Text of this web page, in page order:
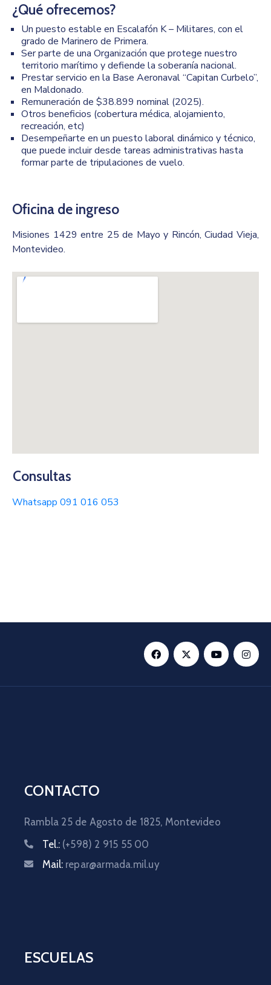
¿Qué ofrecemos?
Un puesto estable en Escalafón K – Militares, con el
grado de Marinero de Primera.
Ser parte de una Organización que protege nuestro
territorio marítimo y defiende la soberanía nacional.
Prestar servicio en la Base Aeronaval “Capitan Curbelo”,
en Maldonado.
Remuneración de $38.899 nominal (2025).
Otros beneficios (cobertura médica, alojamiento,
recreación, etc)
Desempeñarte en un puesto laboral dinámico y técnico,
que puede incluir desde tareas administrativas hasta
formar parte de tripulaciones de vuelo.
Oficina de ingreso
Misiones 1429 entre 25 de Mayo y Rincón, Ciudad Vieja,
Montevideo.
Consultas
Whatsapp 091 016 053
CONTACTO
Rambla 25 de Agosto de 1825, Montevideo
Tel.: (+598) 2 915 55 00
Mail: repar@armada.mil.uy
ESCUELAS